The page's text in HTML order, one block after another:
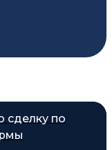
сделку по